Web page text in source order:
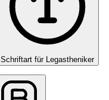
Schriftart für Legastheniker